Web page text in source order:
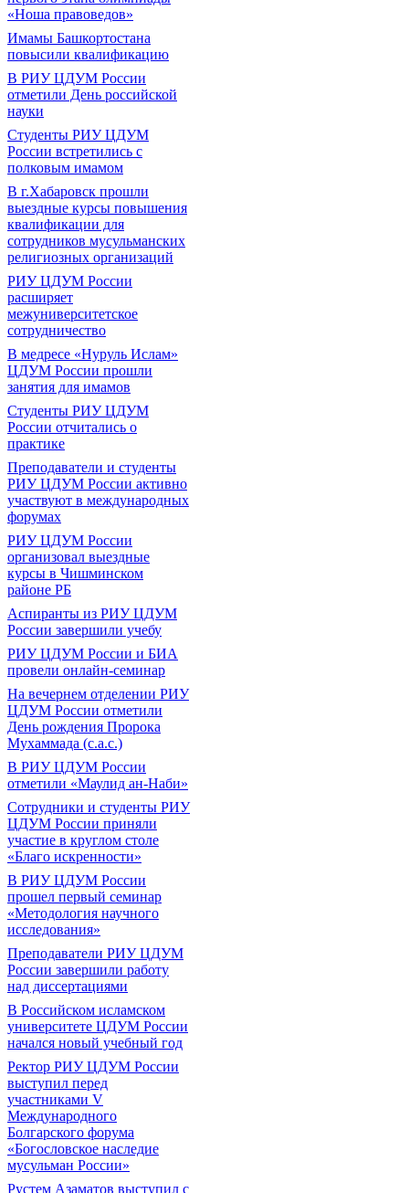
«Ноша правоведов»
Имамы Башкортостана
повысили квалификацию
В РИУ ЦДУМ России
отметили День российской
науки
Студенты РИУ ЦДУМ
России встретились с
полковым имамом
В г.Хабаровск прошли
выездные курсы повышения
квалификации для
сотрудников мусульманских
религиозных организаций
РИУ ЦДУМ России
расширяет
межуниверситетское
сотрудничество
В медресе «Нуруль Ислам»
ЦДУМ России прошли
занятия для имамов
Студенты РИУ ЦДУМ
России отчитались о
практике
Преподаватели и студенты
РИУ ЦДУМ России активно
участвуют в международных
форумах
РИУ ЦДУМ России
организовал выездные
курсы в Чишминском
районе РБ
Аспиранты из РИУ ЦДУМ
России завершили учебу
РИУ ЦДУМ России и БИА
провели онлайн-семинар
На вечернем отделении РИУ
ЦДУМ России отметили
День рождения Пророка
Мухаммада (с.а.с.)
В РИУ ЦДУМ России
отметили «Маулид ан-Наби»
Сотрудники и студенты РИУ
ЦДУМ России приняли
участие в круглом столе
«Благо искренности»
В РИУ ЦДУМ России
прошел первый семинар
«Методология научного
исследования»
Преподаватели РИУ ЦДУМ
России завершили работу
над диссертациями
В Российском исламском
университете ЦДУМ России
начался новый учебный год
Ректор РИУ ЦДУМ России
выступил перед
участниками V
Международного
Болгарского форума
«Богословское наследие
мусульман России»
Рустем Азаматов выступил с